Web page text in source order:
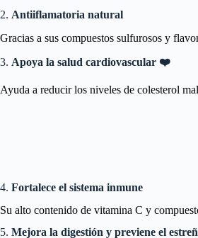
2. Antiiflamatoria natural
Gracias a sus compuestos sulfurosos y
3. Apoya la salud cardiovascular ❤️
Ayuda a reducir los niveles de colesterol
4. Fortalece el sistema inmune
Su alto contenido de vitamina C y
5. Mejora la digestión y previene el